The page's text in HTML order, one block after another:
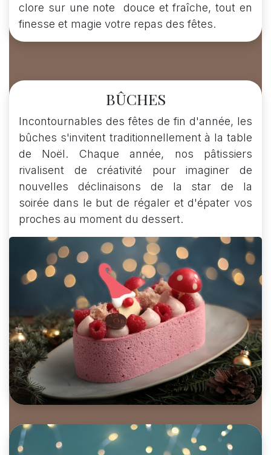
clore sur une note douce et fraîche, tout en
finesse et magie votre repas des fêtes.
BÛCHES
Incontournables des fêtes de fin d'année, les
bûches s'invitent traditionnellement à la table
de Noël. Chaque année, nos pâtissiers
rivalisent de créativité pour imaginer de
nouvelles déclinaisons de la star de la
soirée dans le but de régaler et d'épater vos
proches au moment du dessert.